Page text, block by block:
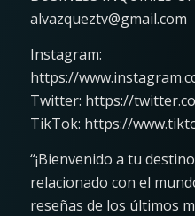
alvazqueztv@gmail.com
Instagram:
https://
Twitter: https://
TikTok: https://
“¡Bienvenido a tu
relacionado con el
reseñas de los últimos